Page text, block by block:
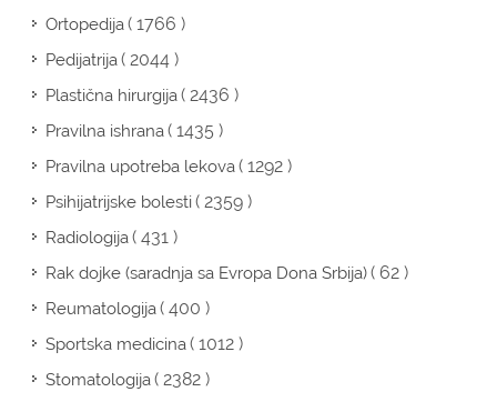
Ortopedija( 1766 )
Pedijatrija( 2044 )
Plastična hirurgija( 2436 )
Pravilna ishrana( 1435 )
Pravilna upotreba lekova( 1292 )
Psihijatrijske bolesti( 2359 )
Radiologija( 431 )
Rak dojke (saradnja sa Evropa Dona Srbija)( 62 )
Reumatologija( 400 )
Sportska medicina( 1012 )
Stomatologija( 2382 )